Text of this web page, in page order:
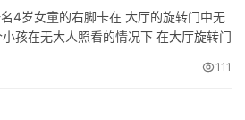
4岁女童的右脚卡在 大厅的旋转门中无
孩在无大人照看的情况下 在大厅旋转门
警后立即到场 为女童做好万全的防护措
111